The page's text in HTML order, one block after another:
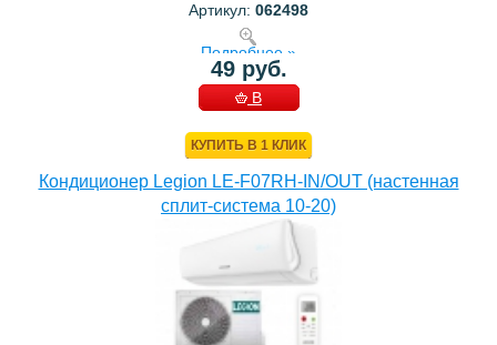
Артикул: 062498
Подробнее »
49 руб.
В
КУПИТЬ В 1 КЛИК
Кондиционер Legion LE-F07RH-IN/OUT (настенная
сплит-система 10-20)